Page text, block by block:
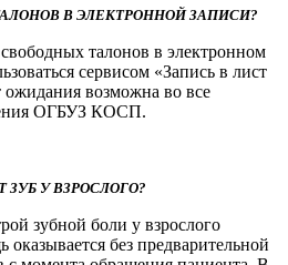
В ЭЛЕКТРОННОЙ ЗАПИСИ?
талонов в электронном
сервисом «Запись в лист
возможна во все
ОГБУЗ КОСП.
ЗУБ У ВЗРОСЛОГО?
зубной боли у взрослого
оказывается без предварительной